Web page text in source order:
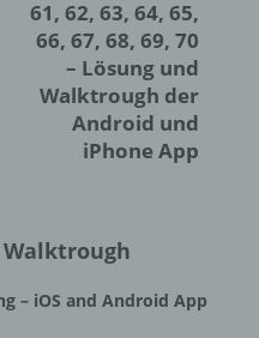
61, 62, 63, 64, 65,
66, 67, 68, 69, 70
– Lösung und
Walktrough der
Android und
iPhone App
Walktrough
– iOS and Android App
oder juristische
oder andere
Person, dem
Auftragsverarbeiter
unter der
des